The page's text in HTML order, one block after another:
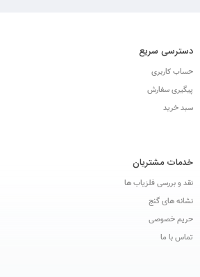
دسترسی سریع
حساب کاربری
پیگیری سفارش
سبد خرید
خدمات مشتریان
نقد و بررسی فلزیاب ها
نشانه های گنج
حریم خصوصی
تماس با ما